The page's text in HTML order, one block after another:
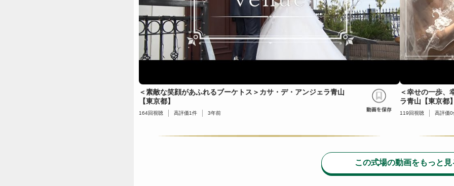
＜素敵な笑顔があふれるブーケトス＞カサ・デ・アンジェラ青山
【東京都】
164回視聴 高評価1件 3年前
＜幸せの一歩、
ラ青山【東京都
119回視聴 高評価0
この式場の動画をもっと見